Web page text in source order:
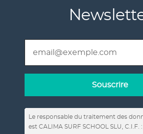
Le responsable du traitement des
est CALIMA SURF SCHOOL SLU, C.I.F.